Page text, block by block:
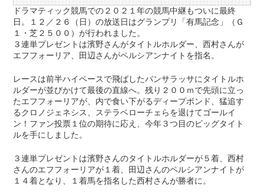
ドラマティック競馬での２０２１年の競馬中継もついに最終
日。１２／２６（日）の放送日はグランプリ「有馬記念」（Ｇ
１・芝２５００）が行われました。
３連単プレゼントは濱野さんがタイトルホルダー、西村さんが
エフフォーリア、田辺さんがペルシアンナイトを指名。
レースは前半ハイペースで飛ばしたパンサラッサにタイトルホ
ルダーが並びかけて最後の直線へ。残り２００ｍで先頭に立っ
たエフフォーリアが、内で食い下がるディープボンド、猛追す
るクロノジェネシス、ステラベローチェらを退けてゴールイ
ン！ファン投票１位の期待に応え、今年３つ目のビッグタイト
ルを手にしました。
３連単プレゼントは濱野さんのタイトルホルダーが５着、西村
さんのエフフォーリアが１着、田辺さんのペルシアンナイトが
１４着となり、１着馬を指名した西村さんが勝者に。